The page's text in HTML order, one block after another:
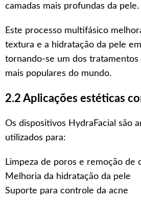
camadas mais profundas da pele.
Este processo multifásico
textura e a hidratação da pele
tornando-se um dos tratamentos
mais populares do mundo.
2.2 Aplicações estéticas
Os dispositivos HydraFacial são
utilizados para:
Limpeza de poros e remoção de
Melhoria da hidratação da pele
Suporte para controle da acne